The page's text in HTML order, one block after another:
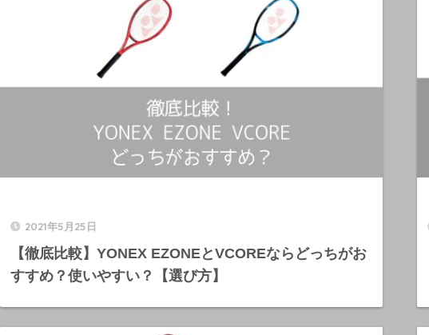
2021年5月25日
【徹底比較】YONEX EZONEとVCOREならどっちがお
すすめ？使いやすい？【選び方】